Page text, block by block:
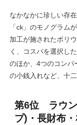
なかなかに珍しい存
「ck」のモノグラム
加工が施されたポリ
く、コスパを選択し
のほか、4つのコンパ
の小銭入れなど、十
第6位 ラウン
プ)・長財布